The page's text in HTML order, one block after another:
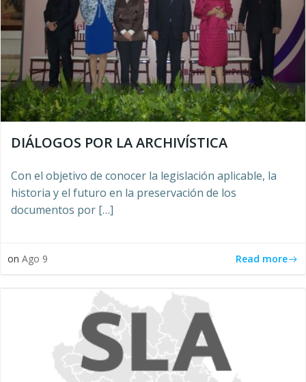
DIÁLOGOS POR LA ARCHIVÍSTICA
Con el objetivo de conocer la legislación aplicable, la
historia y el futuro en la preservación de los
documentos por […]
on Ago 9 Read more